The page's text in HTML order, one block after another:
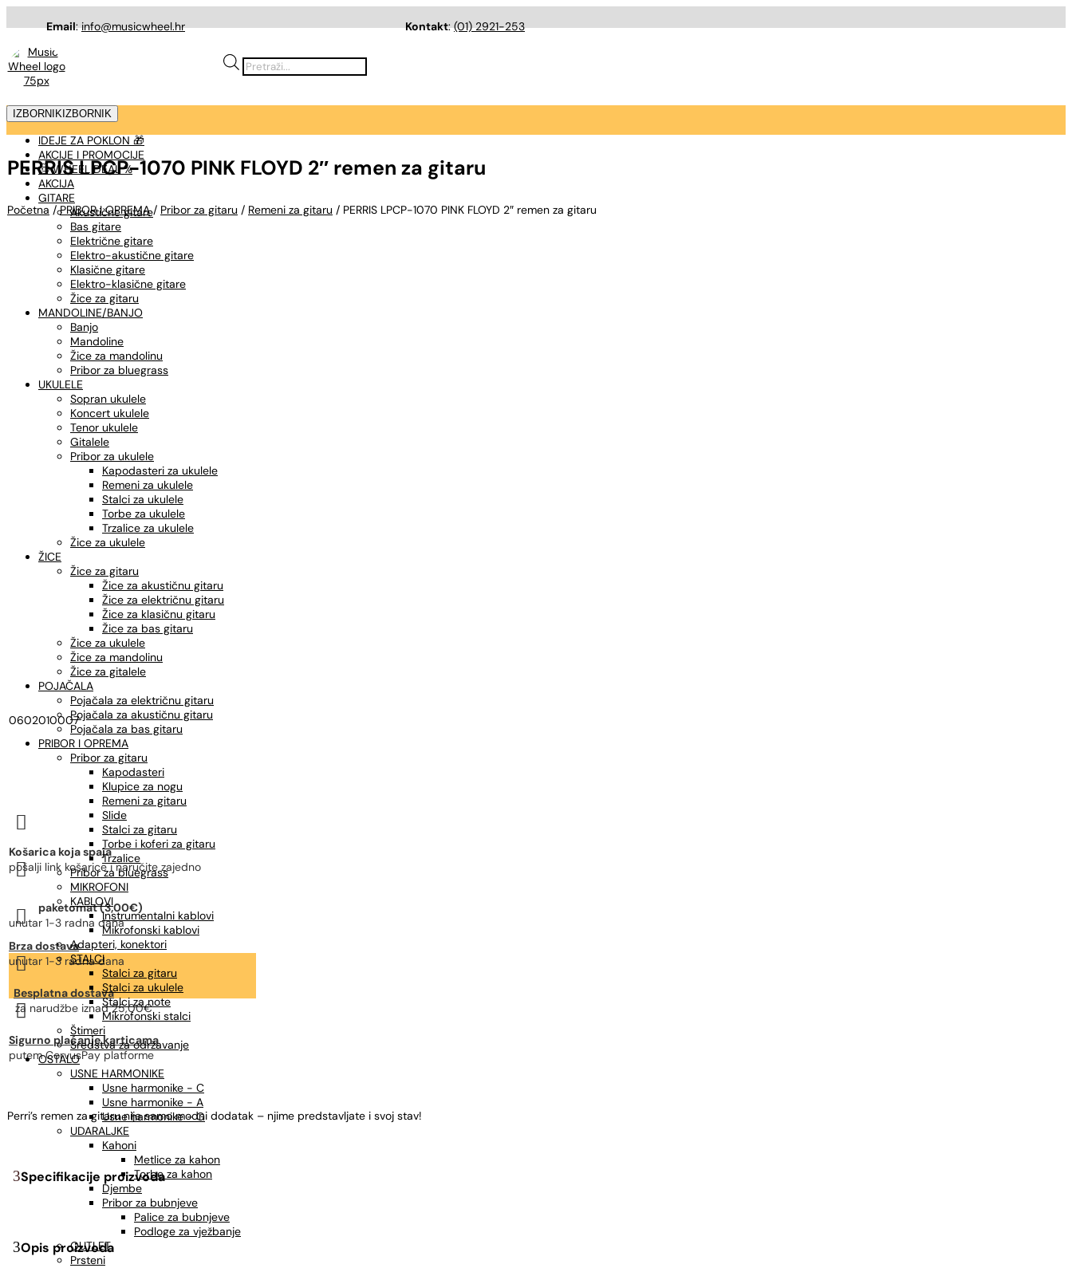
Email: info@musicwheel.hr Kontakt:(01) 2921-253
Products
search
IZBORNIK IZBORNIK
IDEJE ZA POKLON 🎁
AKCIJE I PROMOCIJE
🤠 WHEEL DEAL %
AKCIJA
GITARE
Akustične gitare
Bas gitare
Električne gitare
Elektro-akustične gitare
Klasične gitare
Elektro-klasične gitare
Žice za gitaru
MANDOLINE/BANJO
Banjo
Mandoline
Žice za mandolinu
Pribor za bluegrass
UKULELE
Sopran ukulele
Koncert ukulele
Tenor ukulele
Gitalele
Pribor za ukulele
Kapodasteri za ukulele
Remeni za ukulele
Stalci za ukulele
Torbe za ukulele
Trzalice za ukulele
Žice za ukulele
ŽICE
Žice za gitaru
Žice za akustičnu gitaru
Žice za električnu gitaru
Žice za klasičnu gitaru
Žice za bas gitaru
Žice za ukulele
Žice za mandolinu
Žice za gitalele
POJAČALA
Pojačala za električnu gitaru
Pojačala za akustičnu gitaru
Pojačala za bas gitaru
PRIBOR I OPREMA
Pribor za gitaru
Kapodasteri
Klupice za nogu
Remeni za gitaru
Slide
Stalci za gitaru
Torbe i koferi za gitaru
Trzalice
Pribor za bluegrass
MIKROFONI
KABLOVI
Instrumentalni kablovi
Mikrofonski kablovi
Adapteri, konektori
STALCI
Stalci za gitaru
Stalci za ukulele
Stalci za note
Mikrofonski stalci
Štimeri
Sredstva za održavanje
OSTALO
USNE HARMONIKE
Usne harmonike - C
Usne harmonike - A
Usne harmonike - G
UDARALJKE
Kahoni
Metlice za kahon
Torbe za kahon
Djembe
Pribor za bubnjeve
Palice za bubnjeve
Podloge za vježbanje
OUTLET
Prsteni
PERRIS LPCP-1070 PINK FLOYD 2″ remen za gitaru
Početna /PRIBOR I OPREMA/ Pribor za gitaru / Remeni za gitaru / PERRIS LPCP-1070 PINK FLOYD 2″ remen za gitaru
0602010007

Košarica koja spaja
pošalji link košarice i naručite zajedno

paketomat (3,00€)
unutar 1-3 radna dana

Brza dostava
unutar 1-3 radna dana

Besplatna dostava
za narudžbe iznad 25,00€

Sigurno plaćanje karticama
putem CorvusPay platforme
Perri’s remen za gitaru nije samo modni dodatak – njime predstavljate i svoj stav!
Specifikacije proizvoda
Opis proizvoda